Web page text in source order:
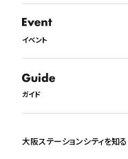
イベント
ガイド
大阪ステーションシティを知る